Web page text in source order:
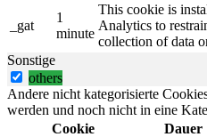
_gat
1
minute
This cookie is
Analytics to
collection of data
Sonstige
others
Andere nicht kategorisierte
werden und noch nicht in eine
Cookie
Dauer